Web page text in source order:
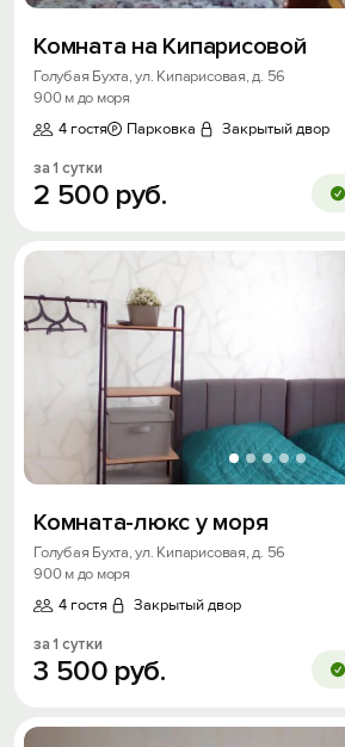
Комната на Кипарисовой
Голубая Бухта, ул. Кипарисовая, д. 56
900 м до моря
4 гостя
Парковка Закрытый двор
за 1 сутки
2 500 руб.
Комната-люкс у моря
Голубая Бухта, ул. Кипарисовая, д. 56
900 м до моря
4 гостя
Закрытый двор
за 1 сутки
3 500 руб.